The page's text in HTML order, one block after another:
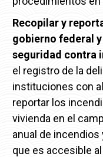
Recopilar y
gobierno federal
seguridad contra
el registro de la
instituciones con
reportar los
vivienda en el
anual de
que es accesible